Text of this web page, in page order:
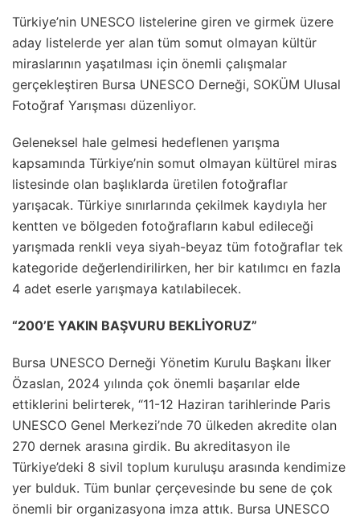
Türkiye’nin UNESCO listelerine giren ve girmek üzere
aday listelerde yer alan tüm somut olmayan kültür
miraslarının yaşatılması için önemli çalışmalar
gerçekleştiren Bursa UNESCO Derneği, SOKÜM Ulusal
Fotoğraf Yarışması düzenliyor.
Geleneksel hale gelmesi hedeflenen yarışma
kapsamında Türkiye’nin somut olmayan kültürel miras
listesinde olan başlıklarda üretilen fotoğraflar
yarışacak. Türkiye sınırlarında çekilmek kaydıyla her
kentten ve bölgeden fotoğrafların kabul edileceği
yarışmada renkli veya siyah-beyaz tüm fotoğraflar tek
kategoride değerlendirilirken, her bir katılımcı en fazla
4 adet eserle yarışmaya katılabilecek.
“200’E YAKIN BAŞVURU BEKLİYORUZ”
Bursa UNESCO Derneği Yönetim Kurulu Başkanı İlker
Özaslan, 2024 yılında çok önemli başarılar elde
ettiklerini belirterek, “11-12 Haziran tarihlerinde Paris
UNESCO Genel Merkezi’nde 70 ülkeden akredite olan
270 dernek arasına girdik. Bu akreditasyon ile
Türkiye’deki 8 sivil toplum kuruluşu arasında kendimize
yer bulduk. Tüm bunlar çerçevesinde bu sene de çok
önemli bir organizasyona imza attık. Bursa UNESCO